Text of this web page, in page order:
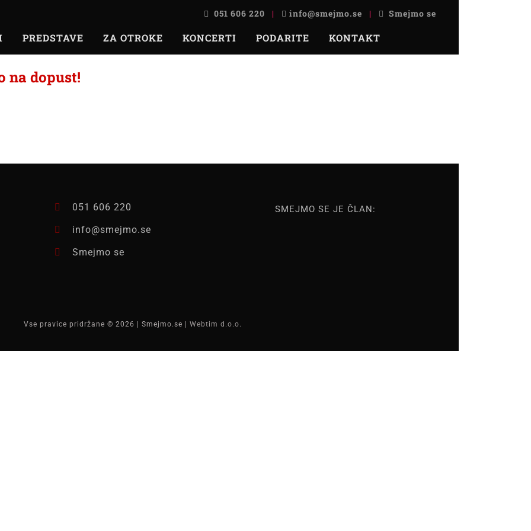
051 606 220 | info@smejmo.se | Smejmo se
PREDSTAVE ZA OTROKE KONCERTI PODARITE KONTAKT
na dopust!
051 606 220
info@smejmo.se
Smejmo se
SMEJMO SE JE ČLAN:
Vse pravice pridržane © 2026 | Smejmo.se | Webtim d.o.o.